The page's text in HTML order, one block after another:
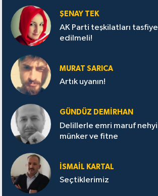
ŞENAY TEK
AK Parti teşkilatları tasfiye
edilmeli!
MURAT SARICA
Artık uyanın!
GÜNDÜZ DEMIRHAN
Delillerle emri maruf nehyi
münker ve fitne
İSMAIL KARTAL
Seçtiklerimiz